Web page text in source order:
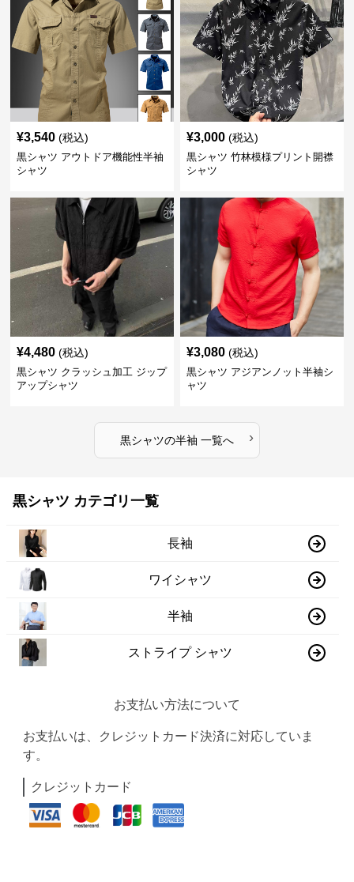
¥3,540 (税込)
黒シャツ アウトドア機能性半袖
シャツ
¥3,000 (税込)
黒シャツ 竹林模様プリント開襟
シャツ
¥4,480 (税込)
黒シャツ クラッシュ加工 ジップ
アップシャツ
¥3,080 (税込)
黒シャツ アジアンノット半袖シ
ャツ
黒シャツの半袖 一覧へ ›
黒シャツ カテゴリ一覧
長袖
ワイシャツ
半袖
ストライプ シャツ
お支払い方法について
お支払いは、クレジットカード決済に対応していま
す。
クレジットカード